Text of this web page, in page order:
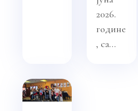
2026.
године
, са...